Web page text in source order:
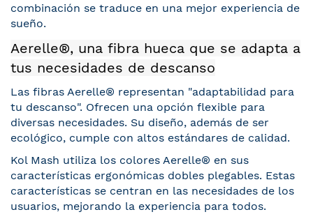
combinación se traduce en una mejor experiencia de
sueño.
Aerelle®, una fibra hueca que se adapta a
tus necesidades de descanso
Las fibras Aerelle® representan "adaptabilidad para
tu descanso". Ofrecen una opción flexible para
diversas necesidades. Su diseño, además de ser
ecológico, cumple con altos estándares de calidad.
Kol Mash utiliza los colores Aerelle® en sus
características ergonómicas dobles plegables. Estas
características se centran en las necesidades de los
usuarios, mejorando la experiencia para todos.